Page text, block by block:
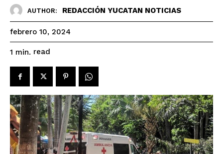
AUTHOR: REDACCIÓN YUCATAN NOTICIAS
febrero 10, 2024
1 min. read